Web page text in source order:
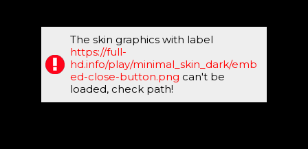
The skin graphics with label
https://full-
hd.info/play/minimal_skin_dark/emb
ed-close-button.png can't be
loaded, check path!